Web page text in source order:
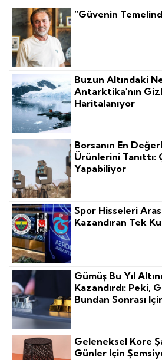
“Güvenin
Buzun Altındaki
Antarktika'nın
Haritalanıyor
Borsanın En
Ürünlerini Tanıttı:
Yapabiliyor
Spor Hisseleri
Kazandıran Tek
Gümüş Bu Yıl
Kazandırdı: Peki,
Bundan Sonrası
Geleneksel Kore
Günler Için